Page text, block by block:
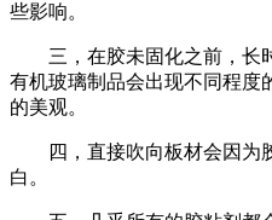
些影响。
三，在胶未固化之前，长
有机玻璃制品会出现不同程度
的美观。
四，直接吹向板材会因为
白。